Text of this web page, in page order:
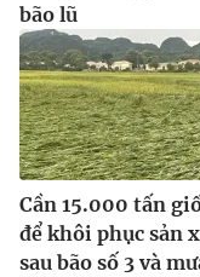
bão lũ
Cần 15.000 tấn
để khôi phục sản
sau bão số 3 và